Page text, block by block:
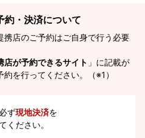
約・決済について
店のご予約はご自身で行う必要
店が予約できるサイト 」に記載が
を行ってください。（※1）
ず現地決済を
ください。